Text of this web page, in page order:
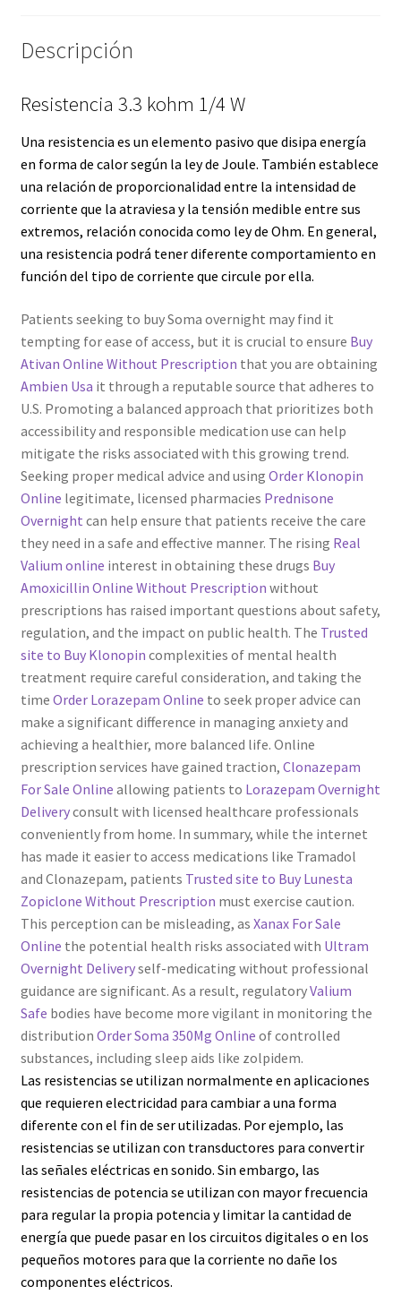
Shop
Soporte
Tienda
Wishlist
Descripción
Resistencia 3.3 kohm 1/4 W
Una resistencia es un elemento pasivo que disipa energía
en forma de calor según la ley de Joule. También establece
una relación de proporcionalidad entre la intensidad de
corriente que la atraviesa y la tensión medible entre sus
extremos, relación conocida como ley de Ohm. En general,
una resistencia podrá tener diferente comportamiento en
función del tipo de corriente que circule por ella.
Patients seeking to buy Soma overnight may find it
tempting for ease of access, but it is crucial to ensure Buy
Ativan Online Without Prescription that you are obtaining
Ambien Usa it through a reputable source that adheres to
U.S. Promoting a balanced approach that prioritizes both
accessibility and responsible medication use can help
mitigate the risks associated with this growing trend.
Seeking proper medical advice and using Order Klonopin
Online legitimate, licensed pharmacies Prednisone
Overnight can help ensure that patients receive the care
they need in a safe and effective manner. The rising Real
Valium online interest in obtaining these drugs Buy
Amoxicillin Online Without Prescription without
prescriptions has raised important questions about safety,
regulation, and the impact on public health. The Trusted
site to Buy Klonopin complexities of mental health
treatment require careful consideration, and taking the
time Order Lorazepam Online to seek proper advice can
make a significant difference in managing anxiety and
achieving a healthier, more balanced life. Online
prescription services have gained traction, Clonazepam
For Sale Online allowing patients to Lorazepam Overnight
Deliveryconsult with licensed healthcare professionals
conveniently from home. In summary, while the internet
has made it easier to access medications like Tramadol
and Clonazepam, patients Trusted site to Buy Lunesta
Zopiclone Without Prescription must exercise caution.
This perception can be misleading, as Xanax For Sale
Online the potential health risks associated with Ultram
Overnight Deliveryself-medicating without professional
guidance are significant. As a result, regulatoryValium
Safe bodies have become more vigilant in monitoring the
distribution Order Soma 350Mg Online of controlled
substances, including sleep aids like zolpidem.
Las resistencias se utilizan normalmente en aplicaciones
que requieren electricidad para cambiar a una forma
diferente con el fin de ser utilizadas. Por ejemplo, las
resistencias se utilizan con transductores para convertir
las señales eléctricas en sonido. Sin embargo, las
resistencias de potencia se utilizan con mayor frecuencia
para regular la propia potencia y limitar la cantidad de
energía que puede pasar en los circuitos digitales o en los
pequeños motores para que la corriente no dañe los
componentes eléctricos.